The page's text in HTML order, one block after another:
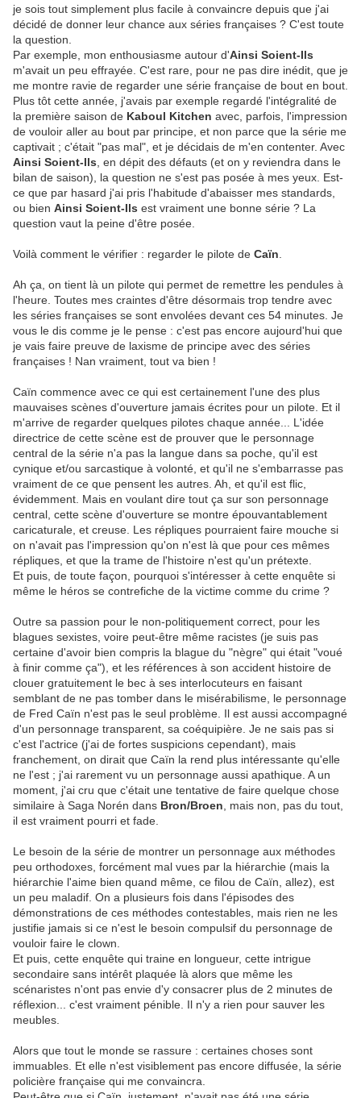
je sois tout simplement plus facile à convaincre depuis que j'ai
décidé de donner leur chance aux séries françaises ? C'est toute
la question.
Par exemple, mon enthousiasme autour d'Ainsi Soient-Ils
m'avait un peu effrayée. C'est rare, pour ne pas dire inédit, que je
me montre ravie de regarder une série française de bout en bout.
Plus tôt cette année, j'avais par exemple regardé l'intégralité de
la première saison de Kaboul Kitchen avec, parfois, l'impression
de vouloir aller au bout par principe, et non parce que la série me
captivait ; c'était "pas mal", et je décidais de m'en contenter. Avec
Ainsi Soient-Ils , en dépit des défauts (et on y reviendra dans le
bilan de saison), la question ne s'est pas posée à mes yeux. Est-
ce que par hasard j'ai pris l'habitude d'abaisser mes standards,
ou bien Ainsi Soient-Ils est vraiment une bonne série ? La
question vaut la peine d'être posée.
Voilà comment le vérifier : regarder le pilote de Caïn
Ah ça, on tient là un pilote qui permet de remettre les pendules à
l'heure. Toutes mes craintes d'être désormais trop tendre avec
les séries françaises se sont envolées devant ces 54 minutes. Je
vous le dis comme je le pense : c'est pas encore aujourd'hui que
je vais faire preuve de laxisme de principe avec des séries
françaises ! Nan vraiment, tout va bien !
Caïn commence avec ce qui est certainement l'une des plus
mauvaises scènes d'ouverture jamais écrites pour un pilote. Et il
m'arrive de regarder quelques pilotes chaque année... L'idée
directrice de cette scène est de prouver que le personnage
central de la série n'a pas la langue dans sa poche, qu'il est
cynique et/ou sarcastique à volonté, et qu'il ne s'embarrasse pas
vraiment de ce que pensent les autres. Ah, et qu'il est flic,
évidemment. Mais en voulant dire tout ça sur son personnage
central, cette scène d'ouverture se montre épouvantablement
caricaturale, et creuse. Les répliques pourraient faire mouche si
on n'avait pas l'impression qu'on n'est là que pour ces mêmes
répliques, et que la trame de l'histoire n'est qu'un prétexte.
Et puis, de toute façon, pourquoi s'intéresser à cette enquête si
même le héros se contrefiche de la victime comme du crime ?
Outre sa passion pour le non-politiquement correct, pour les
blagues sexistes, voire peut-être même racistes (je suis pas
certaine d'avoir bien compris la blague du "nègre" qui était "voué
à finir comme ça"), et les références à son accident histoire de
clouer gratuitement le bec à ses interlocuteurs en faisant
semblant de ne pas tomber dans le misérabilisme, le personnage
de Fred Caïn n'est pas le seul problème. Il est aussi accompagné
d'un personnage transparent, sa coéquipière. Je ne sais pas si
c'est l'actrice (j'ai de fortes suspicions cependant), mais
franchement, on dirait que Caïn la rend plus intéressante qu'elle
ne l'est ; j'ai rarement vu un personnage aussi apathique. A un
moment, j'ai cru que c'était une tentative de faire quelque chose
similaire à Saga Norén dans Bron/Broen , mais non, pas du tout,
il est vraiment pourri et fade.
Le besoin de la série de montrer un personnage aux méthodes
peu orthodoxes, forcément mal vues par la hiérarchie (mais la
hiérarchie l'aime bien quand même, ce filou de Caïn, allez), est
un peu maladif. On a plusieurs fois dans l'épisodes des
démonstrations de ces méthodes contestables, mais rien ne les
justifie jamais si ce n'est le besoin compulsif du personnage de
vouloir faire le clown.
Et puis, cette enquête qui traine en longueur, cette intrigue
secondaire sans intérêt plaquée là alors que même les
scénaristes n'ont pas envie d'y consacrer plus de 2 minutes de
réflexion... c'est vraiment pénible. Il n'y a rien pour sauver les
meubles.
Alors que tout le monde se rassure : certaines choses sont
immuables. Et elle n'est visiblement pas encore diffusée, la série
policière française qui me convaincra.